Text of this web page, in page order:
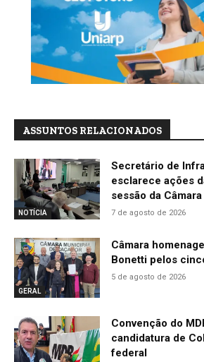
ASSUNTOS RELACIONADOS
NOTÍCIA
Secretário de
esclarece ações
sessão da Câmara
7 de agosto de 2026
GERAL
Câmara
Bonetti pelos
5 de agosto de 2026
Convenção do
candidatura de
federal